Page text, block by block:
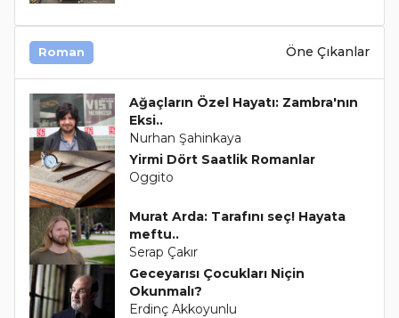
Roman Öne Çıkanlar
Ağaçların Özel Hayatı: Zambra'nın
Eksi..
Nurhan Şahinkaya
Yirmi Dört Saatlik Romanlar
Oggito
Murat Arda: Tarafını seç! Hayata
meftu..
Serap Çakır
Geceyarısı Çocukları Niçin
Okunmalı?
Erdinç Akkoyunlu